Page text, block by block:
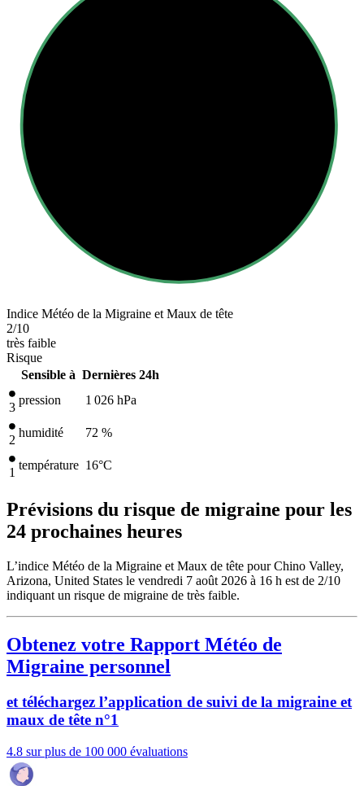
Indice Météo de la Migraine et Maux de tête
2/10
très faible
Risque
Sensible à Dernières 24h
3
pression 1 026 hPa
2
humidité 72 %
1
température 16°C
Prévisions du risque de migraine pour les
24 prochaines heures
L’indice Météo de la Migraine et Maux de tête pour Chino Valley,
Arizona, United States le vendredi 7 août 2026 à 16 h est de 2/10
indiquant un risque de migraine de très faible.
Obtenez votre Rapport Météo de
Migraine personnel
et téléchargez l’application de suivi de la migraine et
maux de tête n°1
4.8 sur plus de 100 000 évaluations